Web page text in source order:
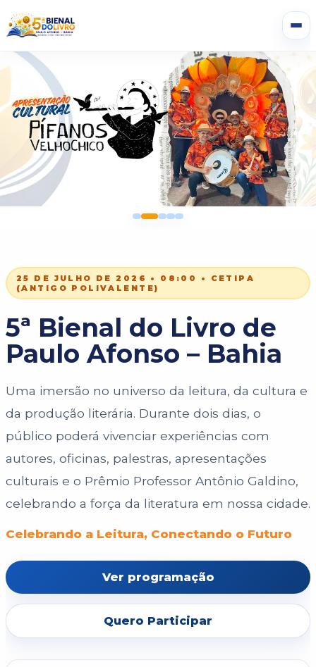
25 DE JULHO DE 2026 • 08:00 • CETIPA
(ANTIGO POLIVALENTE)
5ª Bienal do Livro de
Paulo Afonso – Bahia
Uma imersão no universo da leitura, da cultura e
da produção literária. Durante dois dias, o
público poderá vivenciar experiências com
autores, oficinas, palestras, apresentações
culturais e o Prêmio Professor Antônio Galdino,
celebrando a força da literatura em nossa cidade.
Celebrando a Leitura, Conectando o Futuro
Ver programação
Quero Participar